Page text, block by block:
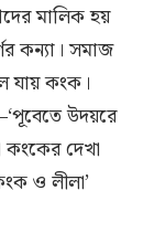
মালিক হয়
কন্যা। সমাজ
যায় কংক।
উদয়রে
কংকের দেখা
ও লীলা’